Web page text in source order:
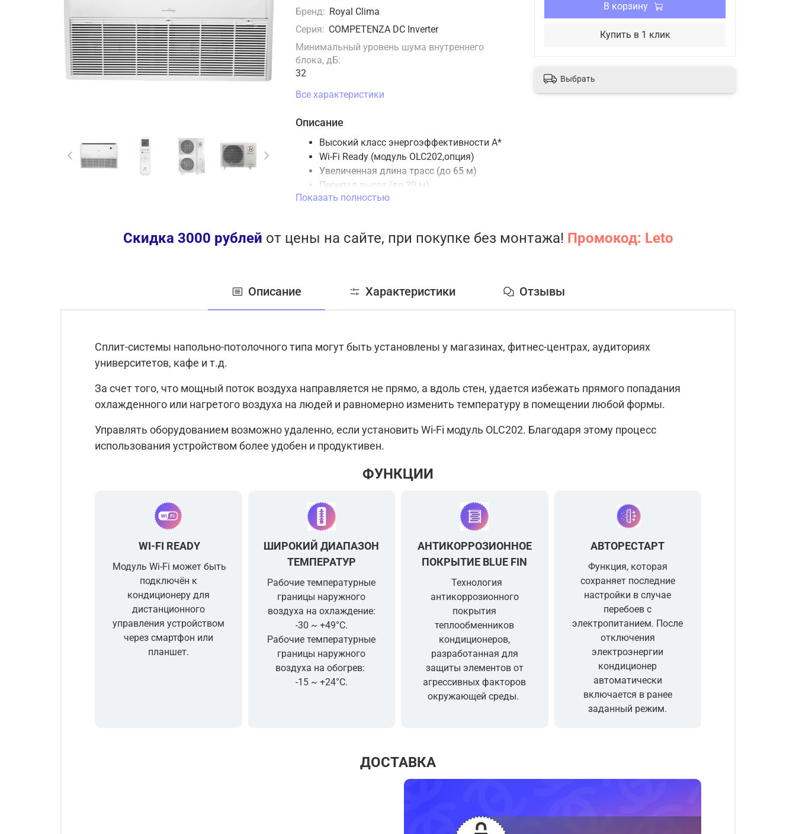
Бренд: Royal Clima
Серия: COMPETENZA DC Inverter
Минимальный уровень шума внутреннего
блока, дБ:
32
Все характеристики
Описание
Высокий класс энергоэффективности А*
Wi-Fi Ready (модуль OLC202,опция)
Увеличенная длина трасс (до 65 м)
Перепад высот (до 30 м)
Шумоизоляция компрессора
Беспроводной пульт в комплекте
Показать полностью
В корзину
Купить в 1 клик
Выбрать
Скидка 3000 рублей от цены на сайте, при покупке без монтажа! Промокод: Leto
Описание Характеристики Отзывы
Сплит-системы напольно-потолочного типа могут быть установлены у магазинах, фитнес-центрах, аудиториях
университетов, кафе и т.д.
За счет того, что мощный поток воздуха направляется не прямо, а вдоль стен, удается избежать прямого попадания
охлажденного или нагретого воздуха на людей и равномерно изменить температуру в помещении любой формы.
Управлять оборудованием возможно удаленно, если установить Wi-Fi модуль OLC202. Благодаря этому процесс
использования устройством более удобен и продуктивен.
ФУНКЦИИ
WI-FI READY
Модуль Wi-Fi может быть
подключён к
кондиционеру для
дистанционного
управления устройством
через смартфон или
планшет.
ШИРОКИЙ ДИАПАЗОН
ТЕМПЕРАТУР
Рабочие температурные
границы наружного
воздуха на охлаждение:
-30 ~ +49°C.
Рабочие температурные
границы наружного
воздуха на обогрев:
-15 ~ +24°C.
АНТИКОРРОЗИОННОЕ
ПОКРЫТИЕ BLUE FIN
Технология
антикоррозионного
покрытия
теплообменников
кондиционеров,
разработанная для
защиты элементов от
агрессивных факторов
окружающей среды.
АВТОРЕСТАРТ
Функция, которая
сохраняет последние
настройки в случае
перебоев с
электропитанием. После
отключения
электроэнергии
кондиционер
автоматически
включается в ранее
заданный режим.
ДОСТАВКА